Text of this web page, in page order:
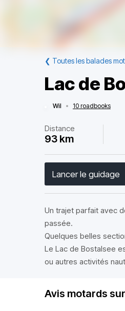
❮ Toutes les balades
Lac de
Wil • 10 roadbooks
Distance
93 km
Lancer le guidage
Un trajet parfait avec
passée.
Quelques belles
Le Lac de Bostalsee
ou autres activités
Avis motards